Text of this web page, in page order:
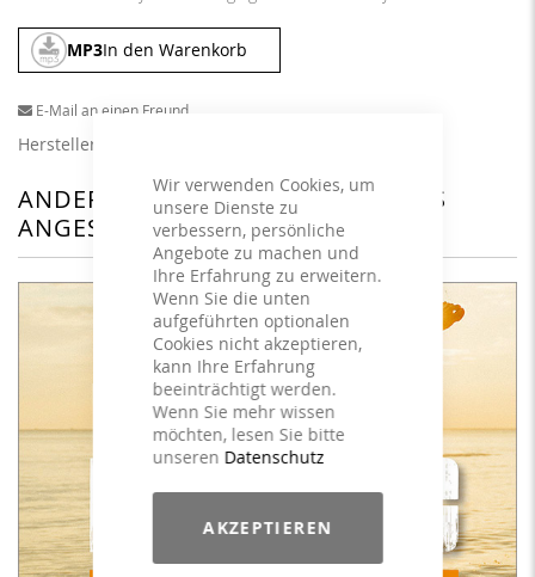
Wir verwenden Cookies, um
unsere Dienste zu
verbessern, persönliche
Angebote zu machen und
Ihre Erfahrung zu erweitern.
Wenn Sie die unten
aufgeführten optionalen
Cookies nicht akzeptieren,
kann Ihre Erfahrung
beeinträchtigt werden.
Wenn Sie mehr wissen
möchten, lesen Sie bitte
unseren Datenschutz
AKZEPTIEREN
MP3In den Warenkorb
E-Mail an einen Freund
Herstellerangaben
ANDERE KUNDEN HABEN SICH DAS
ANGESEHEN